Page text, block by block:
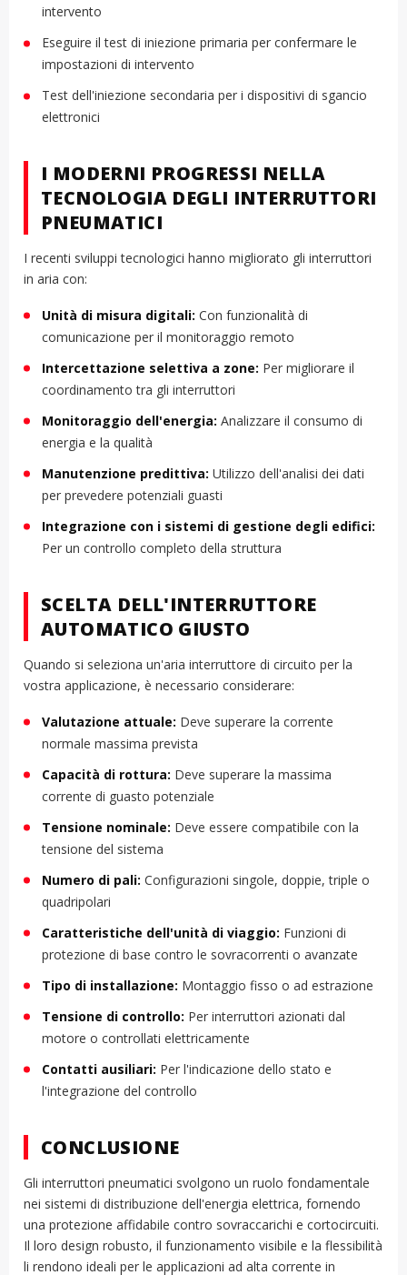
intervento
Eseguire il test di iniezione primaria per confermare le
impostazioni di intervento
Test dell'iniezione secondaria per i dispositivi di sgancio
elettronici
I MODERNI PROGRESSI NELLA
TECNOLOGIA DEGLI INTERRUTTORI
PNEUMATICI
I recenti sviluppi tecnologici hanno migliorato gli interruttori
in aria con:
Unità di misura digitali: Con funzionalità di
comunicazione per il monitoraggio remoto
Intercettazione selettiva a zone: Per migliorare il
coordinamento tra gli interruttori
Monitoraggio dell'energia: Analizzare il consumo di
energia e la qualità
Manutenzione predittiva: Utilizzo dell'analisi dei dati
per prevedere potenziali guasti
Integrazione con i sistemi di gestione degli edifici:
Per un controllo completo della struttura
SCELTA DELL'INTERRUTTORE
AUTOMATICO GIUSTO
Quando si seleziona un'aria interruttore di circuito per la
vostra applicazione, è necessario considerare:
Valutazione attuale: Deve superare la corrente
normale massima prevista
Capacità di rottura: Deve superare la massima
corrente di guasto potenziale
Tensione nominale: Deve essere compatibile con la
tensione del sistema
Numero di pali: Configurazioni singole, doppie, triple o
quadripolari
Caratteristiche dell'unità di viaggio: Funzioni di
protezione di base contro le sovracorrenti o avanzate
Tipo di installazione: Montaggio fisso o ad estrazione
Tensione di controllo: Per interruttori azionati dal
motore o controllati elettricamente
Contatti ausiliari: Per l'indicazione dello stato e
l'integrazione del controllo
CONCLUSIONE
Gli interruttori pneumatici svolgono un ruolo fondamentale
nei sistemi di distribuzione dell'energia elettrica, fornendo
una protezione affidabile contro sovraccarichi e cortocircuiti.
Il loro design robusto, il funzionamento visibile e la flessibilità
li rendono ideali per le applicazioni ad alta corrente in